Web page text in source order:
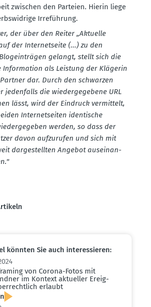
zwischen den Parteien. Hierin liege
Irreführung.
der über den Reiter „Aktuelle
der Inter­net­seite (...) zu den
gelangt, stellt sich die
Infor­mation als Leistung der Klägerin
dar. Durch den schwarzen
jeden­falls die wieder­ge­gebene URL
lässt, wird der Eindruck vermittelt,
Inter­net­seiten identische
werden, so dass der
davon aufzu­rufen und sich mit
darge­stellten Angebot ausein­an­
könnten Sie auch inter­es­sieren:
von Corona-Fotos mit
im Kontext aktueller Ereig­
erlaubt